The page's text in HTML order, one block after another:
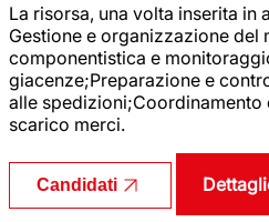
La risorsa, una volta inserita in
Gestione e organizzazione del
componentistica e
giacenze;Preparazione e
alle
scarico merci.
Candidati